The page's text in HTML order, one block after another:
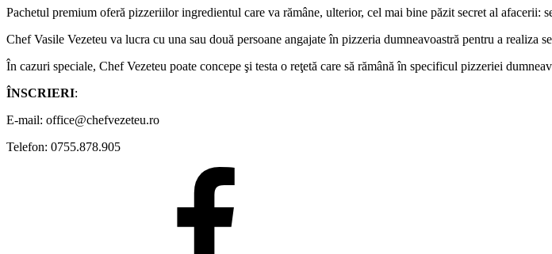
Pachetul premium oferă pizzeriilor ingredientul care va rămâne, ulterior, cel mai bine păzit secret al afacerii:
Chef Vasile Vezeteu va lucra cu una sau două persoane angajate în pizzeria dumneavoastră pentru a realiza
În cazuri speciale, Chef Vezeteu poate concepe şi testa o reţetă care să rămână în specificul pizzeriei
ÎNSCRIERI:
E-mail: office@chefvezeteu.ro
Telefon: 0755.878.905